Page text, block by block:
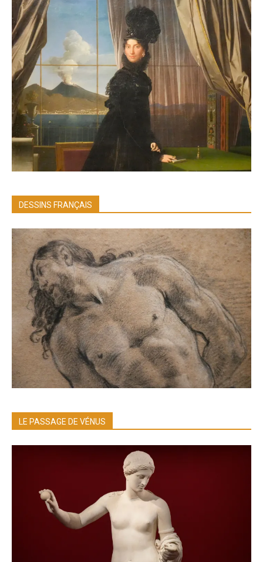
DESSINS FRANÇAIS
LE PASSAGE DE VÉNUS